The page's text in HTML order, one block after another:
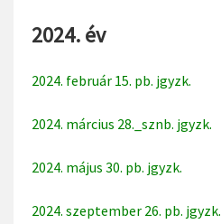
2024. év
2024. február 15. pb. jgyzk.
2024. március 28._sznb. jgyzk.
2024. május 30. pb. jgyzk.
2024. szeptember 26. pb. jgyzk.